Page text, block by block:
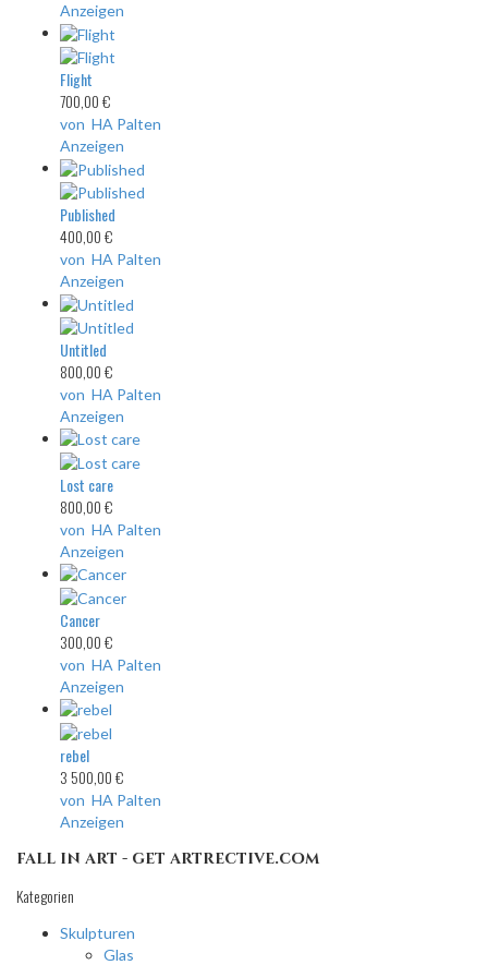
Anzeigen
Flight
700,00 €
von HA Palten
Anzeigen
Published
400,00 €
von HA Palten
Anzeigen
Untitled
800,00 €
von HA Palten
Anzeigen
Lost care
800,00 €
von HA Palten
Anzeigen
Cancer
300,00 €
von HA Palten
Anzeigen
rebel
3 500,00 €
von HA Palten
Anzeigen
fall in art - get artrective.com
Kategorien
Skulpturen
Glas